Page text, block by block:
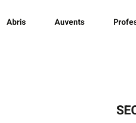
Abris Auvents